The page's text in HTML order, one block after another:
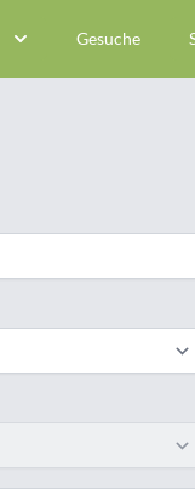
Gesuche